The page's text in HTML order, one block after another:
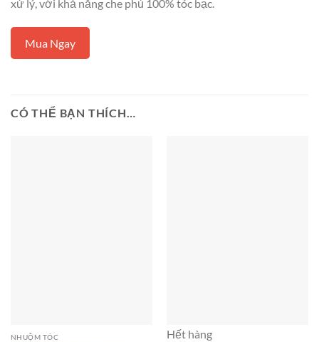
xử lý, với khả năng che phủ 100% tóc bạc.
Mua Ngay
CÓ THỂ BẠN THÍCH…
NHUỘM TÓC Hết hàng